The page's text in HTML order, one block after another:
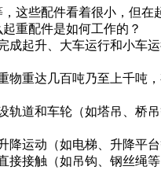
这些配件看着很小，但
重配件是如何工作的？
起升、大车运行和小
重达几百吨乃至上千
道和车轮（如塔吊、
运动（如电梯、升降平
接触（如吊钩、钢丝绳